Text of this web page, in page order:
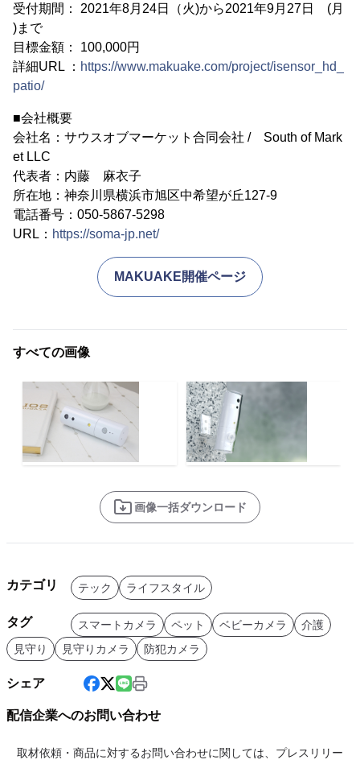
受付期間： 2021年8月24日（火)から2021年9月27日 (月
)まで
目標金額： 100,000円
詳細URL ： https://www.makuake.com/project/isensor_hd_
patio/
■会社概要
会社名：サウスオブマーケット合同会社 / South of Mark
et LLC
代表者：内藤 麻衣子
所在地：神奈川県横浜市旭区中希望が丘127-9
電話番号：050-5867-5298
URL： https://soma-jp.net/
MAKUAKE開催ページ
すべての画像
画像一括ダウンロード
カテゴリ テック ライフスタイル
タグ スマートカメラ ペット ベビーカメラ
介護
見守り
見守りカメラ 防犯カメラ
シェア
配信企業へのお問い合わせ
取材依頼・商品に対するお問い合わせに関しては、プレスリリー